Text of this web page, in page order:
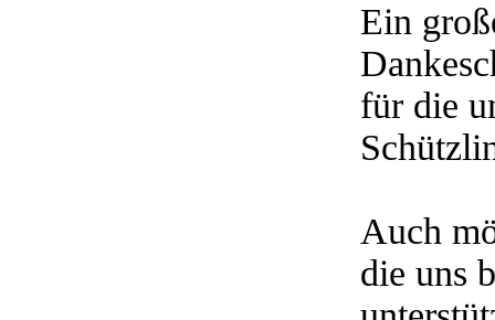
Ein
für die
Auch
die uns